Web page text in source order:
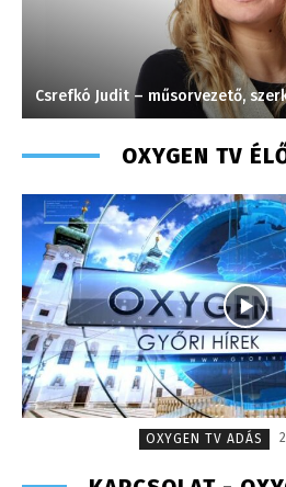
Csrefkó Judit – műsorvezető,
OXYGEN TV
OXYGEN TV ADÁS